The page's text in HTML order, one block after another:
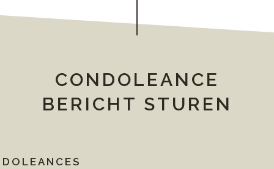
CONDOLEANCE
BERICHT STUREN